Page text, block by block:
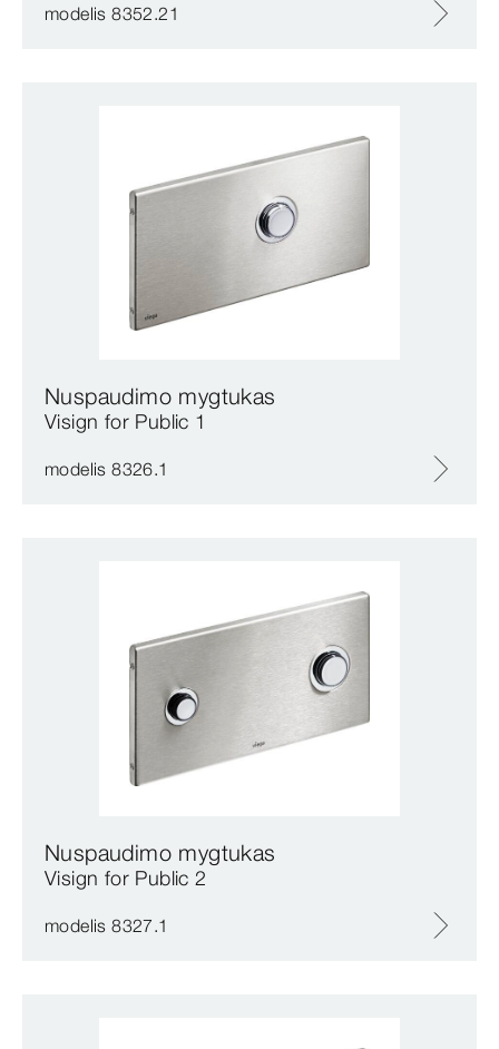
modelis 8352.21
Nuspaudimo mygtukas
Visign for Public 1
modelis 8326.1
Nuspaudimo mygtukas
Visign for Public 2
modelis 8327.1